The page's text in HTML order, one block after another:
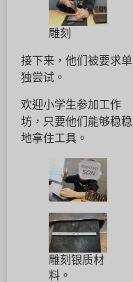
雕刻
接下来，他们被要求单
独尝试。
欢迎小学生参加工作
坊，只要他们能够稳稳
地拿住工具。
雕刻银质材
料。